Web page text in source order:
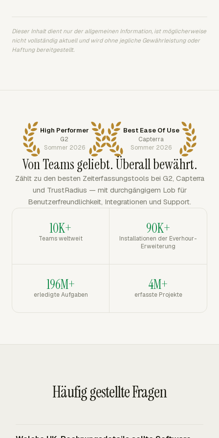
Dieser Inhalt dient nur der allgemeinen Information, ist möglicherweise
nicht vollständig aktuell und wird ohne jegliche Gewährleistung oder
Haftung bereitgestellt.
High Performer
G2
Sommer 2026
Best Ease Of Use
Capterra
Sommer 2026
Von Teams geliebt. Überall bewährt.
Zählt zu den besten Zeiterfassungstools bei G2, Capterra
und TrustRadius — mit durchgängigem Lob für
Benutzerfreundlichkeit, Integrationen und Support.
10K+
Teams weltweit
90K+
Installationen der Everhour-
Erweiterung
196M+
erledigte Aufgaben
4M+
erfasste Projekte
Häufig gestellte Fragen